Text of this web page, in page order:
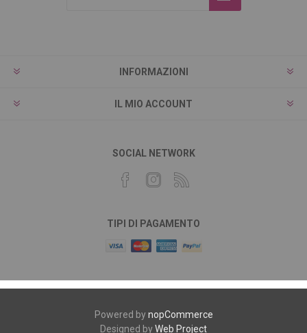
INFORMAZIONI
IL MIO ACCOUNT
SOCIAL NETWORK
TIPI DI PAGAMENTO
Powered bynopCommerce
Designed byWeb Project